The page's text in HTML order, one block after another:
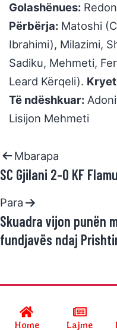
Home Lajme
Golashënues:
Përbërja: Matoshi
Ibrahimi), Milazimi,
Sadiku, Mehmeti,
Leard Kërqeli).
Të ndëshkuar:
Lisijon Mehmeti
Mbarapa
SC Gjilani 2-0 KF
Para
Skuadra vijon punën
fundjavës ndaj
Developed by SC GJILANI and